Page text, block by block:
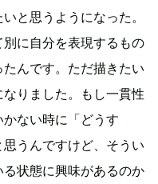
と思うようになった。
に自分を表現するもの
んです。ただ描きたい
りました。もし一貫性
ない時に「どうす
うんですけど、そうい
状態に興味があるのか